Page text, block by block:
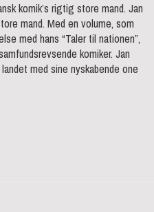
komik’s rigtig store mand. Jan
mand. Med en volume, som
med hans “Taler til nationen”,
komiker. Jan
med sine nyskabende one